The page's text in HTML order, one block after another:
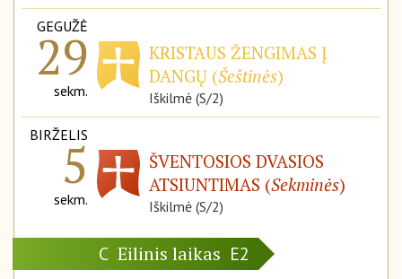
GEGUŽĖ
29
sekm.
KRISTAUS ŽENGIMAS Į
DANGŲ (Šeštinės)
Iškilmė (S/2)
BIRŽELIS
5
sekm.
ŠVENTOSIOS DVASIOS
ATSIUNTIMAS (Sekminės)
Iškilmė (S/2)
C Eilinis laikas E2